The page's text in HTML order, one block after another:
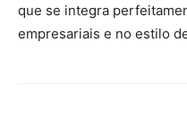
que se integra
empresariais e no estilo